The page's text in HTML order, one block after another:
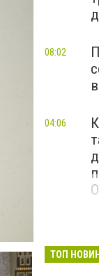
08:02
04:06
ТОП